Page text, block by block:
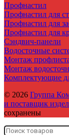
Профнастил
Профнастил для
Профнастил для
Профнастил для
Сэндвич-панели
Водосточные
Монтаж
Монтаж
Комплектующие
© 2026 Группа
и поставщик
сохранены